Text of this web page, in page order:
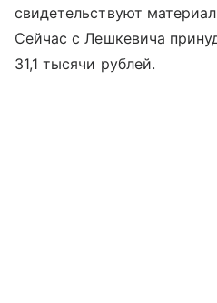
свидетельствуют
Сейчас с Лешкевича
31,1 тысячи рублей.